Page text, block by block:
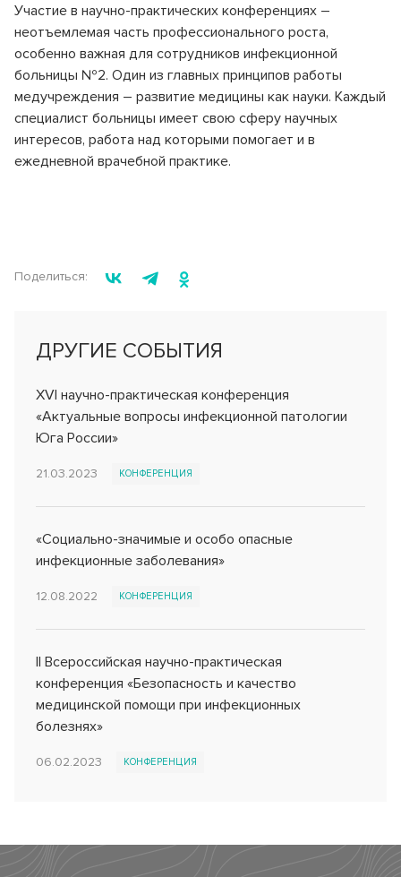
Участие в научно-практических конференциях –
неотъемлемая часть профессионального роста,
особенно важная для сотрудников инфекционной
больницы №2. Один из главных принципов работы
медучреждения – развитие медицины как науки. Каждый
специалист больницы имеет свою сферу научных
интересов, работа над которыми помогает и в
ежедневной врачебной практике.
Поделиться:
ДРУГИЕ СОБЫТИЯ
XVI научно-практическая конференция
«Актуальные вопросы инфекционной патологии
Юга России»
21.03.2023 КОНФЕРЕНЦИЯ
«Социально-значимые и особо опасные
инфекционные заболевания»
12.08.2022 КОНФЕРЕНЦИЯ
II Всероссийская научно-практическая
конференция «Безопасность и качество
медицинской помощи при инфекционных
болезнях»
06.02.2023 КОНФЕРЕНЦИЯ